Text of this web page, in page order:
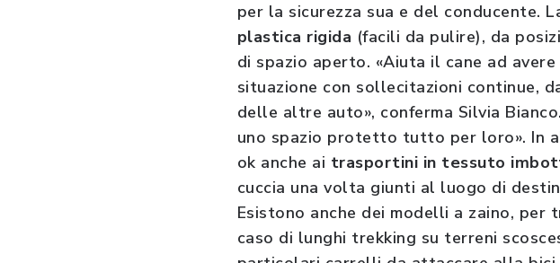
per la sicurezza sua e del conducente.
plastica rigida (facili da pulire), da
di spazio aperto. «Aiuta il cane ad
situazione con sollecitazioni continue,
delle altre auto», conferma Silvia
uno spazio protetto tutto per loro». In
ok anche ai trasportini in tessuto
cuccia una volta giunti al luogo di
Esistono anche dei modelli a zaino,
caso di lunghi trekking su terreni